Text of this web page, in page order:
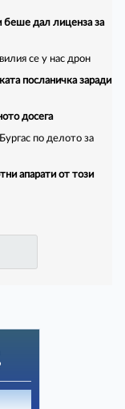
беше дал лиценза за
се у нас дрон
посланичка заради
досега
по делото за
апарати от този